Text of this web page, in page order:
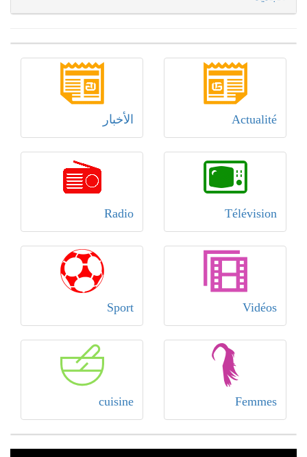
Actualité الأخبار
Télévision
Radio
Vidéos
Sport
Femmes
cuisine